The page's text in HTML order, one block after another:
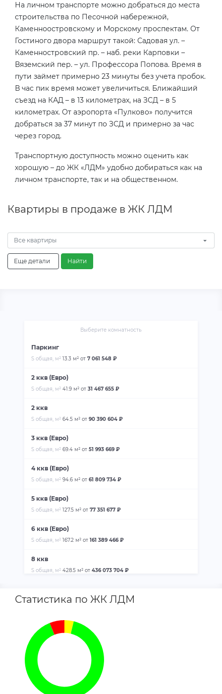
На личном транспорте можно добраться до места
строительства по Песочной набережной,
Каменноостровскому и Морскому проспектам. От
Гостиного двора маршрут такой: Садовая ул. –
Каменностровский пр. – наб. реки Карповки –
Вяземский пер. – ул. Профессора Попова. Время в
пути займет примерно 23 минуты без учета пробок.
В час пик время может увеличиться. Ближайший
съезд на КАД – в 13 километрах, на ЗСД – в 5
километрах. От аэропорта «Пулково» получится
добраться за 37 минут по ЗСД и примерно за час
через город.
Транспортную доступность можно оценить как
хорошую – до ЖК «ЛДМ» удобно добираться как на
личном транспорте, так и на общественном.
Квартиры в продаже в ЖК ЛДМ
Все квартиры
Еще детали Найти
Выберите комнатность
Паркинг
S общая, м² 13.3 м² от 7 061 548 ₽
2 ккв (Евро)
S общая, м² 41.9 м² от 31 467 655 ₽
2 ккв
S общая, м² 64.5 м² от 90 390 604 ₽
3 ккв (Евро)
S общая, м² 69.4 м² от 51 993 669 ₽
4 ккв (Евро)
S общая, м² 94.6 м² от 61 809 734 ₽
5 ккв (Евро)
S общая, м² 127.5 м² от 77 351 677 ₽
6 ккв (Евро)
S общая, м² 167.2 м² от 161 389 466 ₽
8 ккв
S общая, м² 428.5 м² от 436 073 704 ₽
Статистика по ЖК ЛДМ